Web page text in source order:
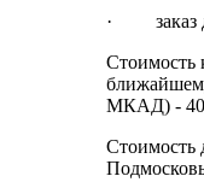
· заказ
Стоимость
МКАД) -
Стоимость